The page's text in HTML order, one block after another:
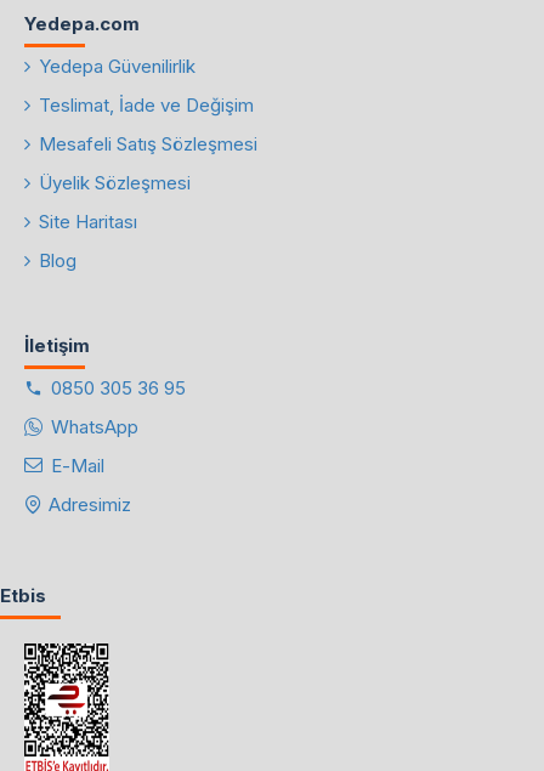
Yedepa.com
Yedepa Güvenilirlik
Teslimat, İade ve Değişim
Mesafeli Satış Sözleşmesi
Üyelik Sözleşmesi
Site Haritası
Blog
İletişim
0850 305 36 95
WhatsApp
E-Mail
Adresimiz
Etbis